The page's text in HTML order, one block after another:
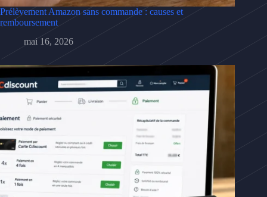
Prélèvement Amazon sans commande : causes et
remboursement
mai 16, 2026